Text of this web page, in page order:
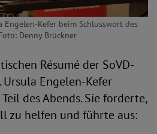
Engelen-Kefer beim Schlusswort des
Denny Brückner
Résumé der SoVD-
Engelen-Kefer
des Abends. Sie forderte,
zu helfen und führte aus: